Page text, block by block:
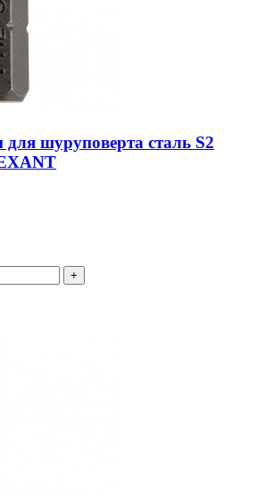
шуруповерта сталь S2